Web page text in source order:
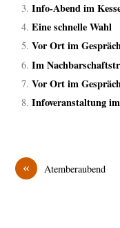
Info-Abend im
Eine schnelle Wahl
Vor Ort im
Im
Vor Ort im
Infoveranstaltung
« Atemberaubend